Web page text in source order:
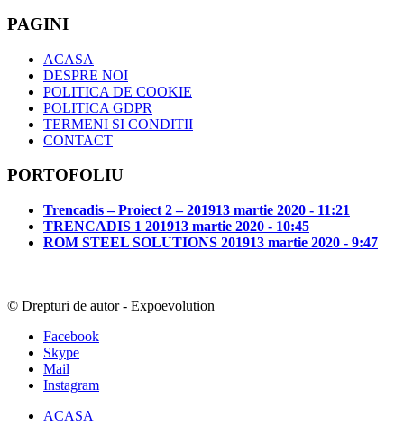
PAGINI
ACASA
DESPRE NOI
POLITICA DE COOKIE
POLITICA GDPR
TERMENI SI CONDITII
CONTACT
PORTOFOLIU
Trencadis – Proiect 2 – 201913 martie 2020 - 11:21
TRENCADIS 1 201913 martie 2020 - 10:45
ROM STEEL SOLUTIONS 201913 martie 2020 - 9:47
© Drepturi de autor - Expoevolution
Facebook
Skype
Mail
Instagram
ACASA